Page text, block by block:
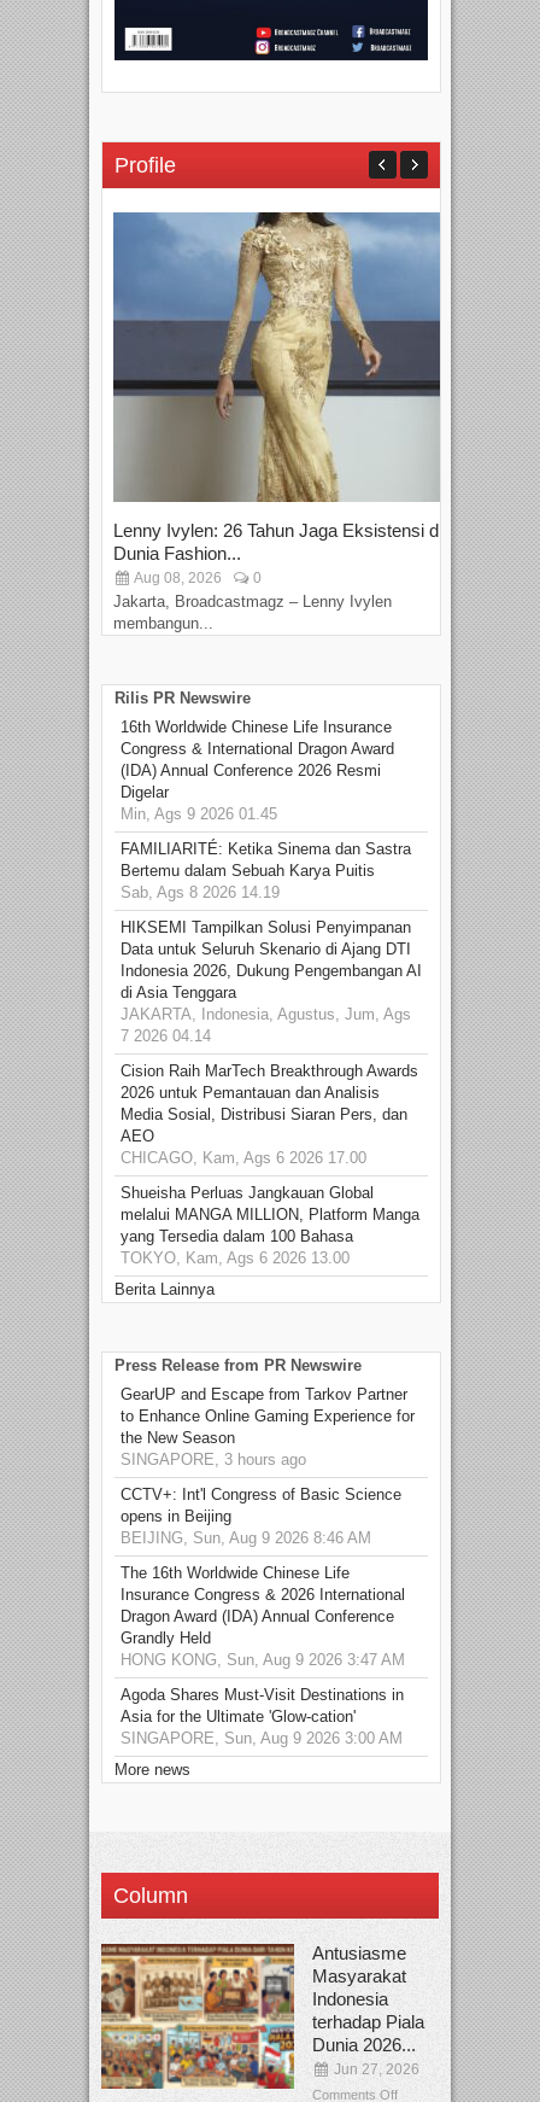
Profile
Lenny Ivylen: 26 Tahun Jaga Eksistensi di
Dunia Fashion...
Aug 08, 2026 0
Jakarta, Broadcastmagz – Lenny Ivylen
membangun...
Rilis PR Newswire
16th Worldwide Chinese Life Insurance
Congress & International Dragon Award
(IDA) Annual Conference 2026 Resmi
Digelar
Min, Ags 9 2026 01.45
FAMILIARITÉ: Ketika Sinema dan Sastra
Bertemu dalam Sebuah Karya Puitis
Sab, Ags 8 2026 14.19
HIKSEMI Tampilkan Solusi Penyimpanan
Data untuk Seluruh Skenario di Ajang DTI
Indonesia 2026, Dukung Pengembangan AI
di Asia Tenggara
JAKARTA, Indonesia, Agustus, Jum, Ags
7 2026 04.14
Cision Raih MarTech Breakthrough Awards
2026 untuk Pemantauan dan Analisis
Media Sosial, Distribusi Siaran Pers, dan
AEO
CHICAGO, Kam, Ags 6 2026 17.00
Shueisha Perluas Jangkauan Global
melalui MANGA MILLION, Platform Manga
yang Tersedia dalam 100 Bahasa
TOKYO, Kam, Ags 6 2026 13.00
Berita Lainnya
Press Release from PR Newswire
GearUP and Escape from Tarkov Partner
to Enhance Online Gaming Experience for
the New Season
SINGAPORE, 3 hours ago
CCTV+: Int'l Congress of Basic Science
opens in Beijing
BEIJING, Sun, Aug 9 2026 8:46 AM
The 16th Worldwide Chinese Life
Insurance Congress & 2026 International
Dragon Award (IDA) Annual Conference
Grandly Held
HONG KONG, Sun, Aug 9 2026 3:47 AM
Agoda Shares Must-Visit Destinations in
Asia for the Ultimate 'Glow-cation'
SINGAPORE, Sun, Aug 9 2026 3:00 AM
More news
Column
Antusiasme
Masyarakat
Indonesia
terhadap Piala
Dunia 2026...
Jun 27, 2026
Comments Off